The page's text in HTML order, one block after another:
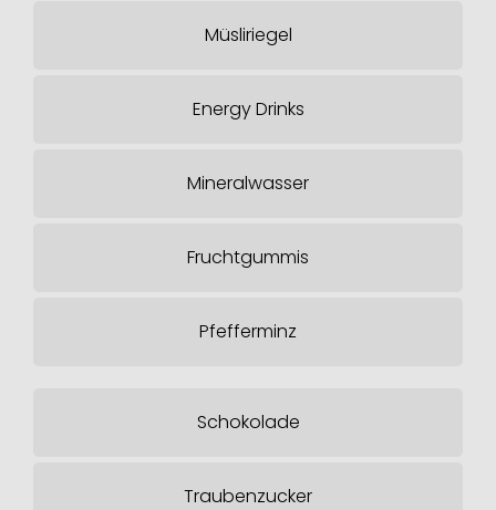
Müsliriegel
Energy Drinks
Mineralwasser
Fruchtgummis
Pfefferminz
Schokolade
Traubenzucker